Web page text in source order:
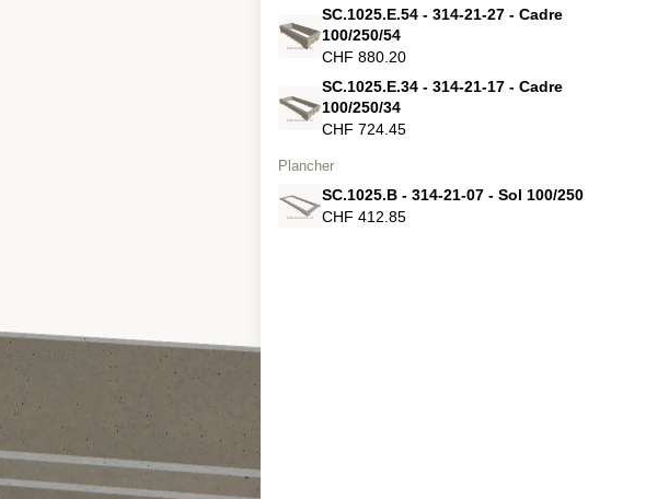
SC.1025.E.54 - 314-21-27 - Cadre
100/250/54
CHF 880.20
SC.1025.E.34 - 314-21-17 - Cadre
100/250/34
CHF 724.45
Plancher
SC.1025.B - 314-21-07 - Sol 100/250
CHF 412.85